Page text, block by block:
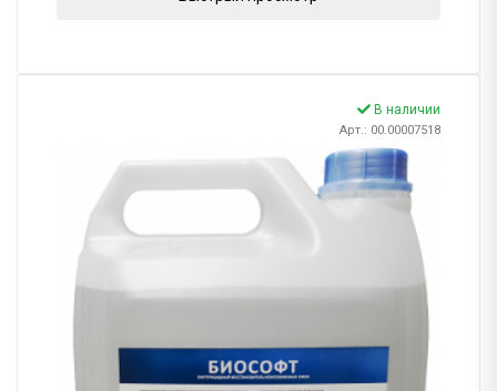
В наличии
Арт.: 00.00007518